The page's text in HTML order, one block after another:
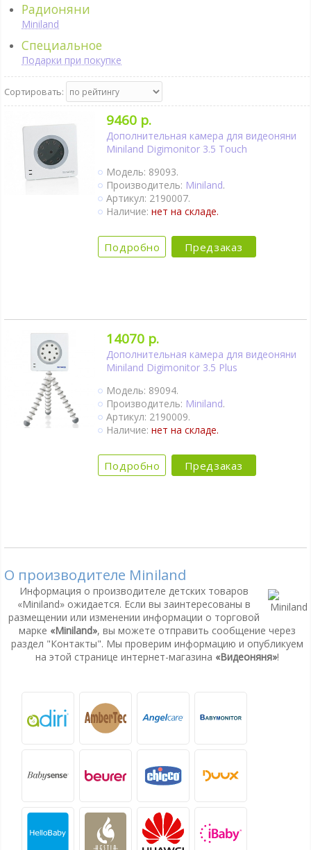
Радионяни
Miniland
Специальное
Подарки при покупке
Сортировать:
9460 р.
Дополнительная камера для видеоняни
Miniland Digimonitor 3.5 Touch
Модель: 89093.
Производитель: Miniland.
Артикул: 2190007.
Наличие:нет на складе.
Подробно Предзаказ
14070 р.
Дополнительная камера для видеоняни
Miniland Digimonitor 3.5 Plus
Модель: 89094.
Производитель: Miniland.
Артикул: 2190009.
Наличие:нет на складе.
Подробно Предзаказ
О производителе Miniland
Информация о производителе детских товаров
«Miniland» ожидается. Если вы заинтересованы в
размещении или изменении информации о торговой
марке «Miniland», вы можете отправить сообщение через
раздел "Контакты". Мы проверим информацию и опубликуем
на этой странице интернет-магазина «Видеоняня»!